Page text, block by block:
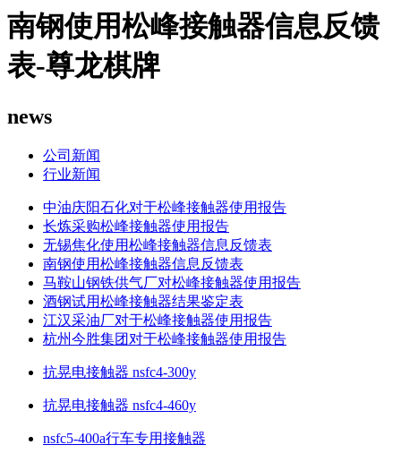
南钢使用松峰接触器信息反馈
表-尊龙棋牌
news
公司新闻
行业新闻
中油庆阳石化对于松峰接触器使用报告
长炼采购松峰接触器使用报告
无锡焦化使用松峰接触器信息反馈表
南钢使用松峰接触器信息反馈表
马鞍山钢铁供气厂对松峰接触器使用报告
酒钢试用松峰接触器结果鉴定表
江汉采油厂对于松峰接触器使用报告
杭州今胜集团对于松峰接触器使用报告
抗晃电接触器 nsfc4-300y
抗晃电接触器 nsfc4-460y
nsfc5-400a行车专用接触器